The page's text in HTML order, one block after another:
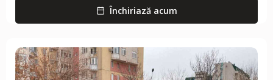
Închiriază acum